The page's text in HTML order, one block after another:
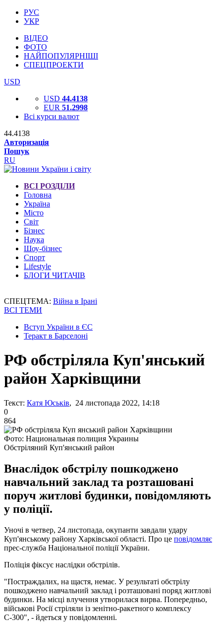
РУС
УКР
ВІДЕО
ФОТО
НАЙПОПУЛЯРНІШІ
СПЕЦПРОЕКТИ
USD
USD 44.4138
EUR 51.2998
Всі курси валют
44.4138
Авторизація
Пошук
RU
ВСІ РОЗДІЛИ
Головна
Україна
Місто
Світ
Бізнес
Наука
Шоу-бізнес
Спорт
Lifestyle
БЛОГИ ЧИТАЧІВ
СПЕЦТЕМА: Війна в Ірані
ВСІ ТЕМИ
Вступ України в ЄС
Теракт в Барселоні
РФ обстріляла Куп'янський
район Харківщини
Текст: Катя Юськів, 24 листопада 2022, 14:18
0
864
Фото: Национальная полиция Украины
Обстріляний Куп'янський район
Внаслідок обстрілу пошкоджено
навчальний заклад та розташовані
поруч житлові будинки, повідомляють
у поліції.
Уночі в четвер, 24 листопада, окупанти завдали удару
Куп'янському району Харківської області. Про це повідомляє
прес-служба Національної поліції України.
Поліція фіксує наслідки обстрілів.
"Постраждалих, на щастя, немає. У результаті обстрілу
пошкоджено навчальний заклад і розташовані поряд житлові
будинки. На місці влучення утворилася вирва. Попередньо,
військові Росії стріляли із зенітно-ракетного комплексу
С-300", - йдеться у повідомленні.